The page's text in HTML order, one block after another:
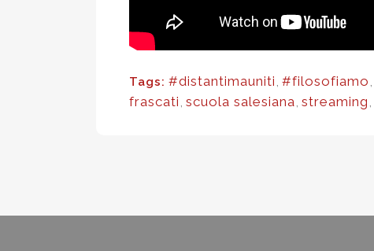
Tags: #distantimauniti , #filosofiamo ,
frascati , scuola salesiana, streaming ,